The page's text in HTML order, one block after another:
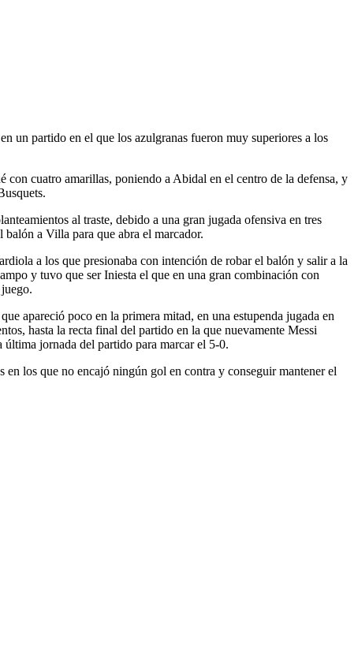
un partido en el que los azulgranas fueron muy superiores a los
cuatro amarillas, poniendo a Abidal en el centro de la defensa, y
al traste, debido a una gran jugada ofensiva en tres
balón a Villa para que abra el marcador.
a los que presionaba con intención de robar el balón y salir a la
y tuvo que ser Iniesta el que en una gran combinación con
apareció poco en la primera mitad, en una estupenda jugada en
hasta la recta final del partido en la que nuevamente Messi
jornada del partido para marcar el 5-0.
los que no encajó ningún gol en contra y conseguir mantener el